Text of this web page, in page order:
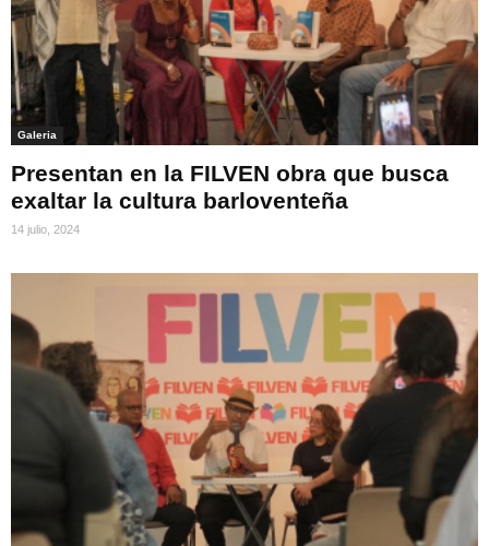
Galeria
Presentan en la FILVEN obra que busca
exaltar la cultura barloventeña
14 julio, 2024